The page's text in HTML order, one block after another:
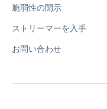
脆弱性の開示
ストリーマーを入手
お問い合わせ